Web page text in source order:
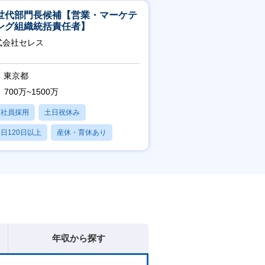
代部門長候補【営業・マーケテ
グ組織統括責任者】
会社セレス
東京都
700万~1500万
員採用 土日祝休み
120日以上 産休・育休あり
あり
年収から探す